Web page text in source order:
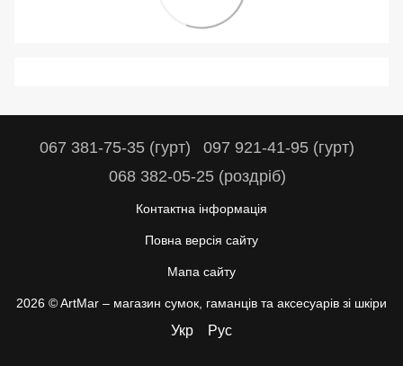
067 381-75-35 (гурт)
097 921-41-95 (гурт)
068 382-05-25 (роздріб)
Контактна інформація
Повна версія сайту
Мапа сайту
2026 © ArtMar – магазин сумок, гаманців та аксесуарів зі шкіри
Укр Рус